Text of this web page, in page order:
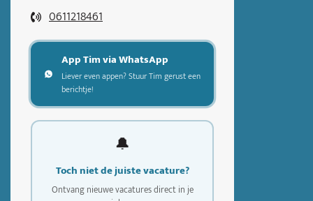
0611218461
App Tim via WhatsApp
Liever even appen? Stuur Tim gerust een
berichtje!
🔔
Toch niet de juiste vacature?
Ontvang nieuwe vacatures direct in je